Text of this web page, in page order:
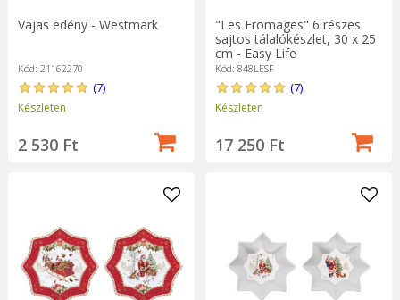
Vajas edény - Westmark
Kód: 21162270
(7)
Készleten
2 530 Ft
"Les Fromages" 6 részes
sajtos tálalókészlet, 30 x 25
cm - Easy Life
Kód: 848LESF
(7)
Készleten
17 250 Ft